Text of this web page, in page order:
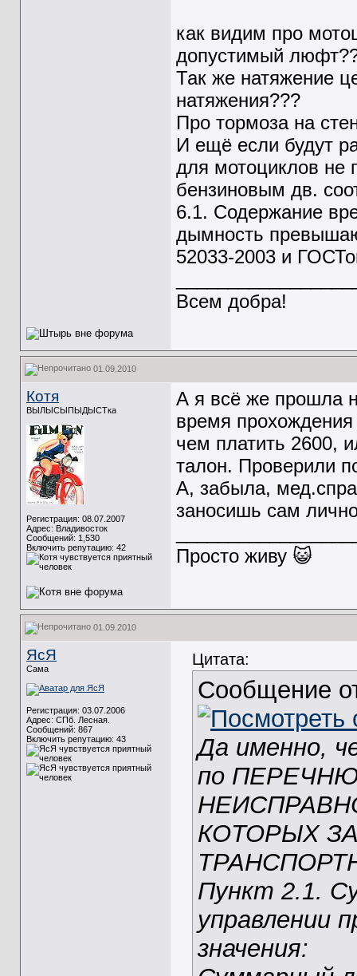
как видим про
допустимый
Так же натяжение
натяжения???
Про тормоза на
И ещё если будут
для мотоциклов не
бензиновым дв.
6.1. Содержание
дымность
52033-2003 и
Всем добра!
01.09.2010
Котя
ВЫЛЫСЫПЫДЫСТка
Регистрация: 08.07.2007
Адрес: Владивосток
Сообщений: 1,530
Включить репутацию: 42
А я всё же прошла
время
чем платить 2600,
талон. Проверили
А, забыла,
заносишь сам
Просто живу 😺
01.09.2010
ЯсЯ
Сама
Регистрация: 03.07.2006
Адрес: СПб. Лесная.
Сообщений: 867
Включить репутацию: 43
Цитата:
Сообщение
Да именно,
по
КОТОРЫХ
Пункт 2.1.
управлении
значения: